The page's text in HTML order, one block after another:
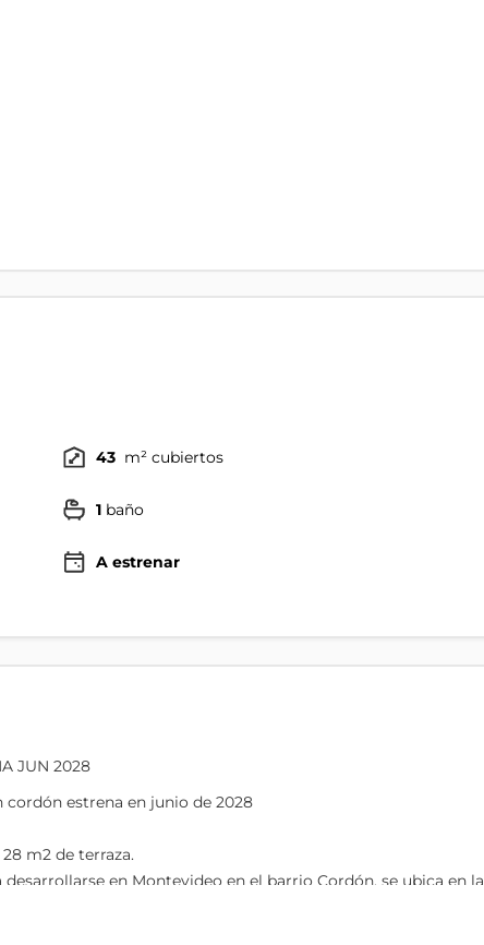
43 m² cubiertos
1 baño
A estrenar
JUN 2028
estrena en junio de 2028
m2 de terraza.
en Montevideo en el barrio Cordón, se ubica en la
Monterroso de Lavalleja y Av. General Rivera, Padrón